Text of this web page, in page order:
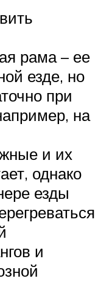
рама – ее
езде, но
при
на
и их
однако
езды
и